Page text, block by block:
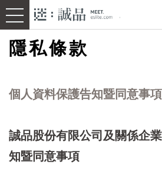
隱私條款
個人資料保護告知暨同意事項
誠品股份有限公司及關係企
知暨同意事項